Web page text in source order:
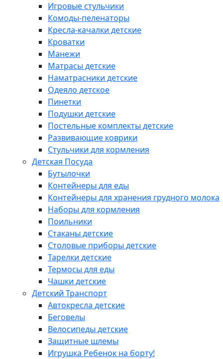
Игровые стульчики
Комоды-пеленаторы
Кресла-качалки детские
Кроватки
Манежи
Матрасы детские
Наматрасники детские
Одеяло детское
Пинетки
Подушки детские
Постельные комплекты детские
Развивающие коврики
Стульчики для кормления
Детская Посуда
Бутылочки
Контейнеры для еды
Контейнеры для хранения грудного молока
Наборы для кормления
Поильники
Стаканы детские
Столовые приборы детские
Тарелки детские
Термосы для еды
Чашки детские
Детский Транспорт
Автокресла детские
Беговелы
Велосипеды детские
Защитные шлемы
Игрушка Ребенок на борту!